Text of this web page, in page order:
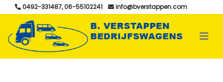
0492-331487, 06-55102241 info@bverstappen.com